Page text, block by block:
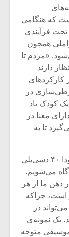
که هنگامی
فرآیندی
همچون
«مردم تا
دارند
۱۹۵۸:۷۰) یکی از کارکرد‌های
در
کودک یاد
معنا در
تا به
بسیاری از ما به یک سطح پس زمینه‌ی حدودا ۴۰ دسی‌بلی
می‌شویم.
ذهن ما از هر
است، چراکه
در
یک نمونه‌ی
متوجه
دوره
موسیقی
برگزار